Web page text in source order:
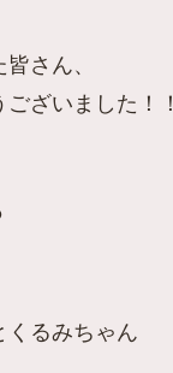
さん、
ざいました！！
くるみちゃん